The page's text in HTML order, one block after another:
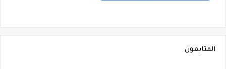
المتابعون